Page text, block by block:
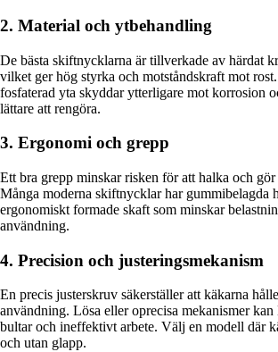
2. Material och ytbehandling
De bästa skiftnycklarna är tillverkade av härdat
vilket ger hög styrka och motståndskraft mot
fosfaterad yta skyddar ytterligare mot korrosion
lättare att rengöra.
3. Ergonomi och grepp
Ett bra grepp minskar risken för att halka och
Många moderna skiftnycklar har gummibelagda
ergonomiskt formade skaft som minskar
användning.
4. Precision och justeringsmekanism
En precis justerskruv säkerställer att käkarna
användning. Lösa eller oprecisa mekanismer kan
bultar och ineffektivt arbete. Välj en modell där
och utan glapp.